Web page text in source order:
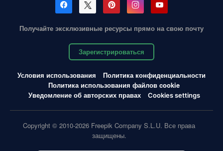
Получайте эксклюзивные ресурсы прямо на свою почту
Зарегистрироваться
Условия использования
Политика конфиденциальности
Политика использования файлов cookie
Уведомление об авторских правах
Cookies settings
Copyright © 2010-2026 Freepik Company S.L.U. Все права
защищены.